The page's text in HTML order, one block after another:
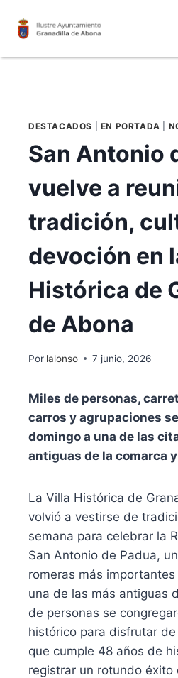
DESTACADOS EN PORTADA
San Antonio
vuelve a
tradición,
devoción en
Histórica de
de Abona
Por lalonso 7 junio, 2026
Miles de personas,
carros y agrupaciones
domingo a una de las
antiguas de la comarca
La Villa Histórica de
volvió a vestirse de
semana para celebrar la
San Antonio de Padua,
romeras más
una de las más antiguas
de personas se
histórico para disfrutar
que cumple 48 años de
registrar un rotundo éxito